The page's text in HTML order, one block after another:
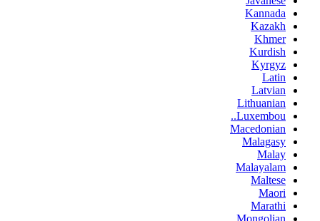
Kannada
Kazakh
Khmer
Kurdish
Kyrgyz
Latin
Latvian
Lithuanian
Luxembou..
Macedonian
Malagasy
Malay
Malayalam
Maltese
Maori
Marathi